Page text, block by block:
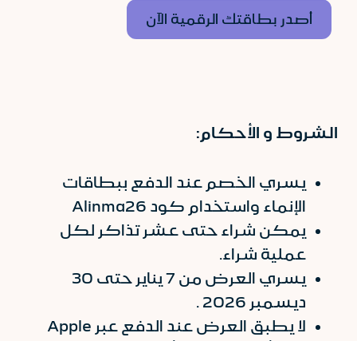
أصدر بطاقتك الرقمية الآن
الشروط و الأحكام:
يسري الخصم عند الدفع ببطاقات
الإنماء واستخدام كود Alinma26
يمكن شراء حتى عشر تذاكر لكل
عملية شراء.
يسري العرض من 7 يناير حتى 30
ديسمبر 2026 .
لا يطبق العرض عند الدفع عبر Apple